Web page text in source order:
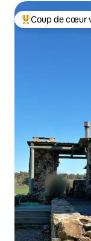
Coups de cœur
Coup de cœur